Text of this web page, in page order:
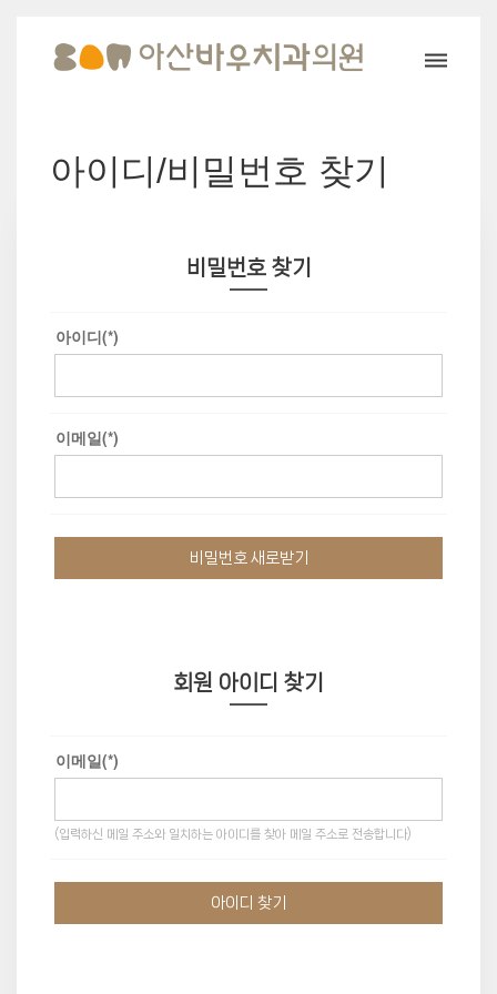
아이디/비밀번호 찾기
비밀번호 찾기
아이디(*)
이메일(*)
비밀번호 새로받기
회원 아이디 찾기
이메일(*)
(입력하신 메일 주소와 일치하는 아이디를 찾아 메일 주소로 전송합니다)
아이디 찾기